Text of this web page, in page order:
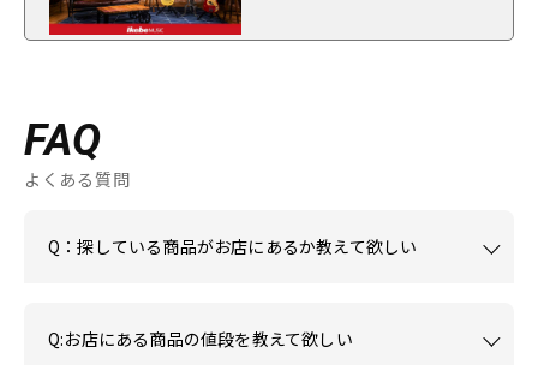
FAQ
よくある質問
Q：探している商品がお店にあるか教えて欲しい
Q:お店にある商品の値段を教えて欲しい